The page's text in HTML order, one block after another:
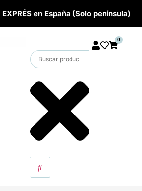
en España (Solo península)
0